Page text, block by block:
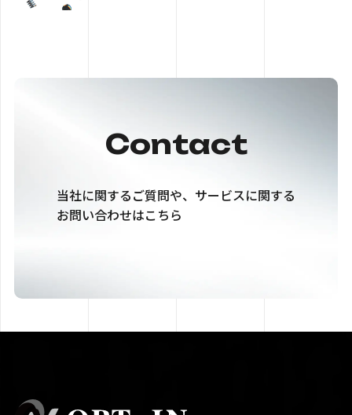
Contact
当社に関するご質問や、サービスに関する
お問い合わせはこちら